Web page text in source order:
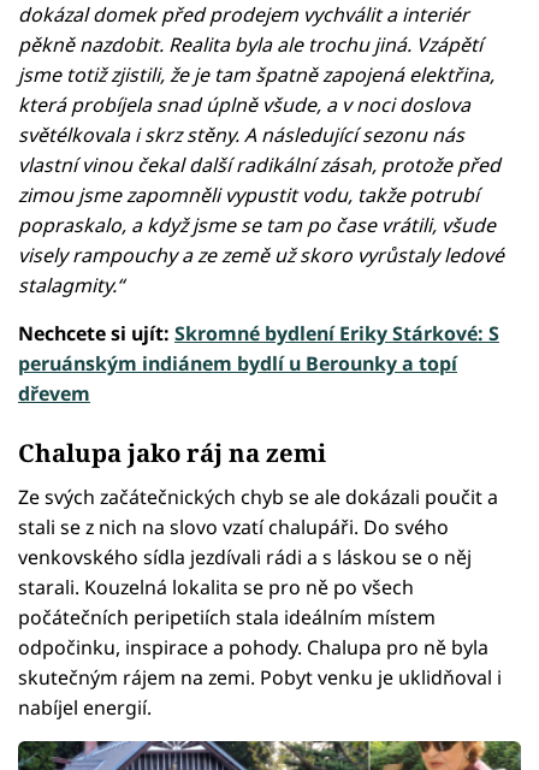
dokázal domek před prodejem vychválit a interiér
pěkně nazdobit. Realita byla ale trochu jiná. Vzápětí
jsme totiž zjistili, že je tam špatně zapojená elektřina,
která probíjela snad úplně všude, a v noci doslova
světélkovala i skrz stěny. A následující sezonu nás
vlastní vinou čekal další radikální zásah, protože před
zimou jsme zapomněli vypustit vodu, takže potrubí
popraskalo, a když jsme se tam po čase vrátili, všude
visely rampouchy a ze země už skoro vyrůstaly ledové
stalagmity.“
Nechcete si ujít: Skromné bydlení Eriky Stárkové: S
peruánským indiánem bydlí u Berounky a topí
dřevem
Chalupa jako ráj na zemi
Ze svých začátečnických chyb se ale dokázali poučit a
stali se z nich na slovo vzatí chalupáři. Do svého
venkovského sídla jezdívali rádi a s láskou se o něj
starali. Kouzelná lokalita se pro ně po všech
počátečních peripetiích stala ideálním místem
odpočinku, inspirace a pohody. Chalupa pro ně byla
skutečným rájem na zemi. Pobyt venku je uklidňoval i
nabíjel energií.